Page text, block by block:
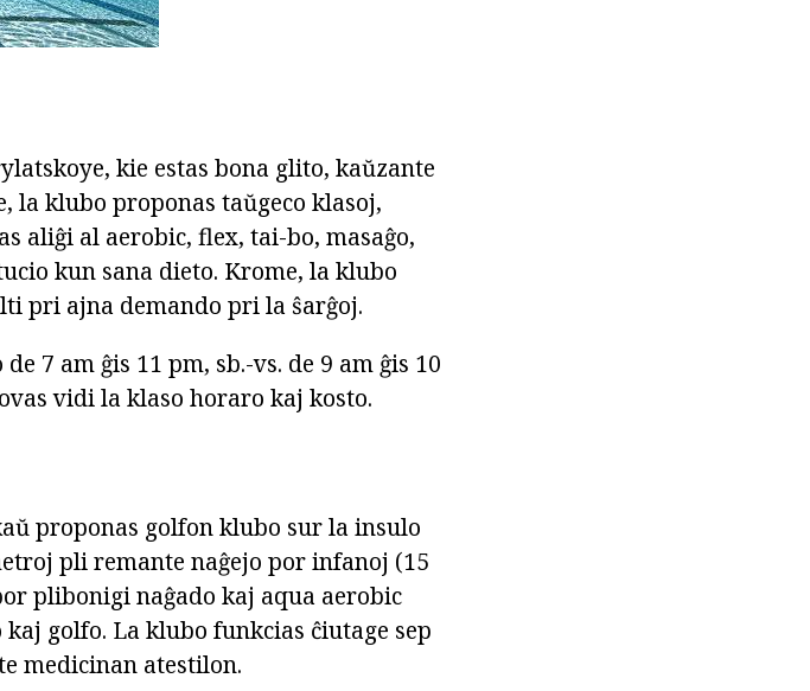
kie estas bona glito, kaŭzante
la klubo proponas taŭgeco klasoj,
aliĝi al aerobic, flex, tai-bo, masaĝo,
kun sana dieto. Krome, la klubo
pri ajna demando pri la ŝarĝoj.
7 am ĝis 11 pm, sb.-vs. de 9 am ĝis 10
vidi la klaso horaro kaj kosto.
proponas golfon klubo sur la insulo
pli remante naĝejo por infanoj (15
plibonigi naĝado kaj aqua aerobic
golfo. La klubo funkcias ĉiutage sep
medicinan atestilon.